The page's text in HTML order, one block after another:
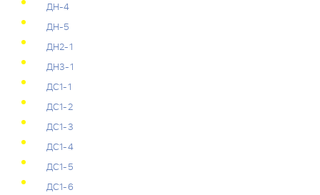
ДН-4
ДН-5
ДН2-1
ДН3-1
ДС1-1
ДС1-2
ДС1-3
ДС1-4
ДС1-5
ДС1-6